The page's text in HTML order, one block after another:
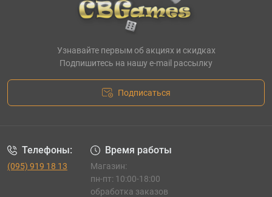
Узнавайте первым об акциях и скидках
Подпишитесь на нашу e-mail рассылку
Подписаться
Телефоны:
(095) 919 18 13
Время работы
Магазин:
пн-пт: 10:00-18:00
обработка заказов